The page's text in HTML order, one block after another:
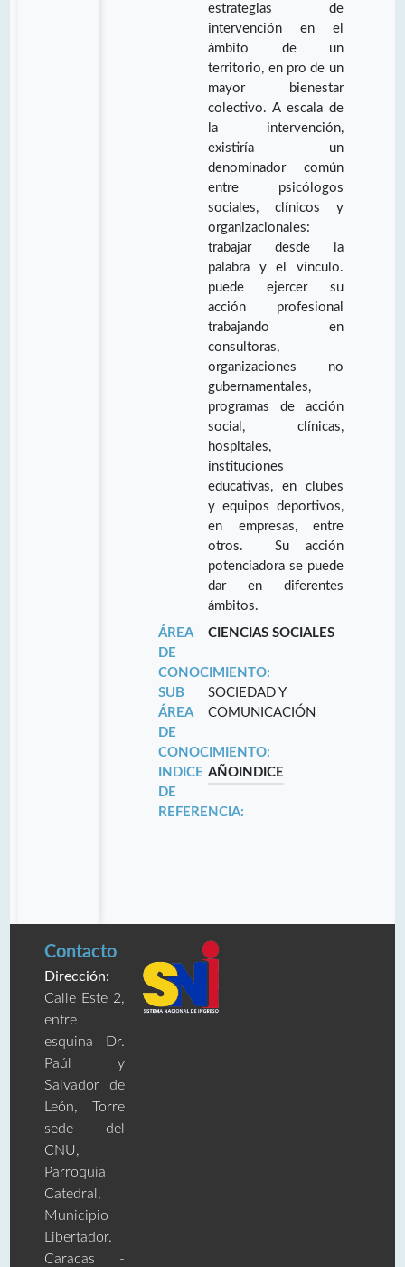
estrategias de
intervención en el
ámbito de un
territorio, en pro de un
mayor bienestar
colectivo. A escala de
la intervención,
existiría un
denominador común
entre psicólogos
sociales, clínicos y
organizacionales:
trabajar desde la
palabra y el vínculo.
puede ejercer su
acción profesional
trabajando en
consultoras,
organizaciones no
gubernamentales,
programas de acción
social, clínicas,
hospitales,
instituciones
educativas, en clubes
y equipos deportivos,
en empresas, entre
otros. Su acción
potenciadora se puede
dar en diferentes
ámbitos.
ÁREA
DE
CONOCIMIENTO:
CIENCIAS SOCIALES
SUB
ÁREA
DE
CONOCIMIENTO:
SOCIEDAD Y
COMUNICACIÓN
INDICE
DE
REFERENCIA:
AÑO INDICE
Contacto
Dirección:
Calle Este 2,
entre
esquina Dr.
Paúl y
Salvador de
León, Torre
sede del
CNU,
Parroquia
Catedral,
Municipio
Libertador.
Caracas -